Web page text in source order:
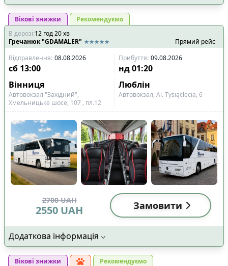
Вікові знижки
Рекомендуємо
В дорозі:12 год20хв
Гречанюк "GDAMALER"
Прямий рейс
Відправлення: 08.08.2026 Прибуття: 09.08.2026
сб 13:00 нд 01:20
Вінниця
Люблін
Автовокзал "Західний",
Хмельницьке шосе, 107 , пл.12
Автовокзал, Al. Tysiąclecia, 6
2700 UAH
2550 UAH Замовити
Додаткова інформація
Вікові знижки
Рекомендуємо